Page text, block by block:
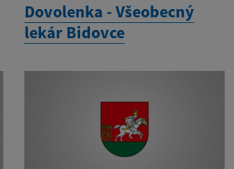
Dovolenka - Všeobecný
lekár Bidovce